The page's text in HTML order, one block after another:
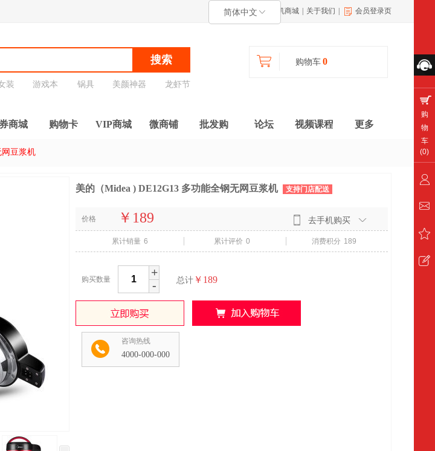
装 游戏本 锅具 美颜神器 龙虾节
简体中文
搜索 购物车 0
商城 购物卡 VIP商城 微商铺 批发购 论坛 视频课程 更多
手机商城 关于我们 会员登录页
网豆浆机
美的（Midea ) DE12G13 多功能全钢无网豆浆机 支持门店配送
去手机购买
价格 ￥189
累计销量 6 累计评价 0 消费积分 189
购买数量 -
+
总计 ￥189
咨询热线
4000-000-000
购
物
车
(0)